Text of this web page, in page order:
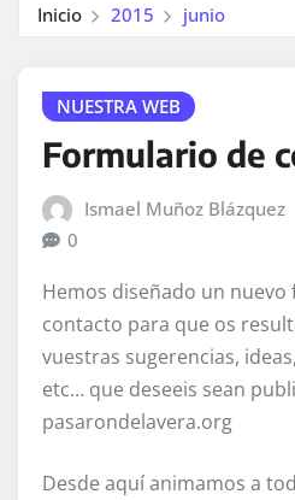
Inicio 2015 junio
NUESTRA WEB
Formulario de
Ismael Muñoz Blázquez
0
Hemos diseñado un
contacto para que os
vuestras sugerencias,
etc… que deseeis sean
pasarondelavera.org
Desde aquí animamos a